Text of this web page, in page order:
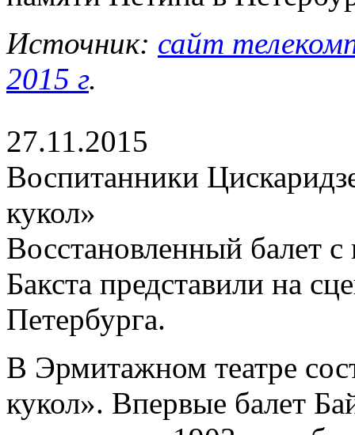
Источник: сайт
2015 г.
27.11.2015
Воспитанники
кукол»
Восстановленный балет
Бакста представили на
Петербурга.
В Эрмитажном театре
кукол». Впервые балет